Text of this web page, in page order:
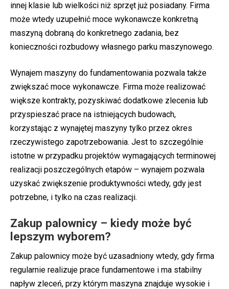
innej klasie lub wielkości niż sprzęt już posiadany. Firma
może wtedy uzupełnić moce wykonawcze konkretną
maszyną dobraną do konkretnego zadania, bez
konieczności rozbudowy własnego parku maszynowego.
Wynajem maszyny do fundamentowania pozwala także
zwiększać moce wykonawcze. Firma może realizować
większe kontrakty, pozyskiwać dodatkowe zlecenia lub
przyspieszać prace na istniejących budowach,
korzystając z wynajętej maszyny tylko przez okres
rzeczywistego zapotrzebowania. Jest to szczególnie
istotne w przypadku projektów wymagających terminowej
realizacji poszczególnych etapów – wynajem pozwala
uzyskać zwiększenie produktywności wtedy, gdy jest
potrzebne, i tylko na czas realizacji.
Zakup palownicy – kiedy może być
lepszym wyborem?
Zakup palownicy może być uzasadniony wtedy, gdy firma
regularnie realizuje prace fundamentowe i ma stabilny
napływ zleceń, przy którym maszyna znajduje wysokie i